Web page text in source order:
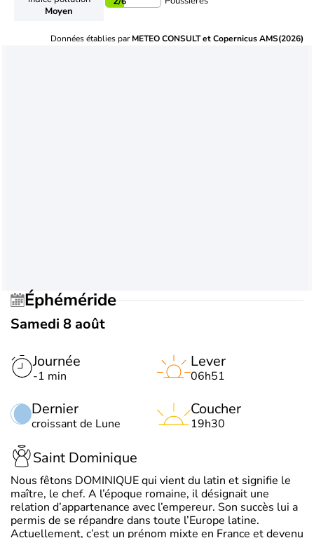
Moyen
Données établies parMETEO CONSULT et Copernicus AMS(2026)
Éphéméride
Samedi 8 août
Journée
-1 min
Dernier
croissant de Lune
Lever
06h51
Coucher
19h30
Saint Dominique
Nous fêtons DOMINIQUE qui vient du latin et signifie le
maître, le chef. A l’époque romaine, il désignait une
relation d’appartenance avec l’empereur. Son succès lui a
permis de se répandre dans toute l’Europe latine.
Actuellement, c’est un prénom mixte en France et devenu